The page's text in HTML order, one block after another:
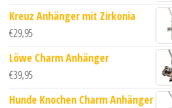
Kreuz Anhänger mit Zirkonia
€29,95
Löwe Charm Anhänger
€39,95
Hunde Knochen Charm Anhänger